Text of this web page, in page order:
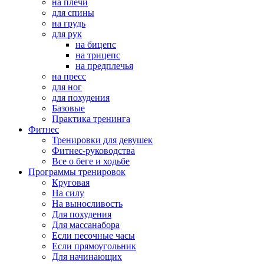
на плечи
для спины
на грудь
для рук
на бицепс
на трицепс
на предплечья
на пресс
для ног
для похудения
Базовые
Практика тренинга
Фитнес
Тренировки для девушек
Фитнес-руководства
Все о беге и ходьбе
Программы тренировок
Круговая
На силу
На выносливость
Для похудения
Для массанабора
Если песочные часы
Если прямоугольник
Для начинающих